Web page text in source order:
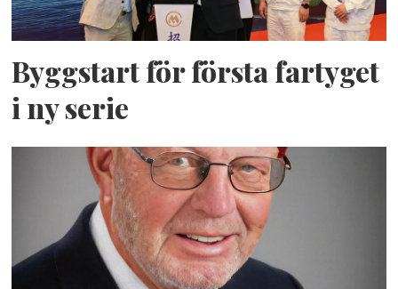
Byggstart för första fartyget
i ny serie